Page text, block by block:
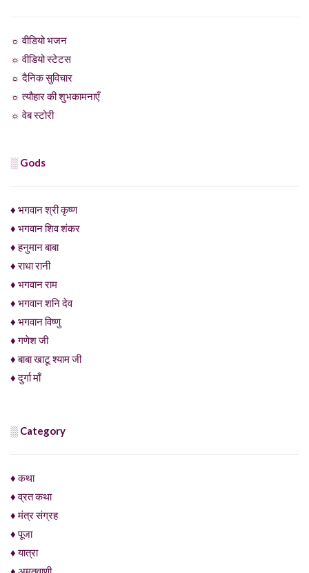
☼ वीडियो भजन
☼ वीडियो स्टेटस
☼ दैनिक सुविचार
☼ त्यौहार की शुभकामनाएँ
☼ वेब स्टोरी
░ Gods
♦ भगवान श्री कृष्ण
♦ भगवान शिव शंकर
♦ हनुमान बाबा
♦ राधा रानी
♦ भगवान राम
♦ भगवान शनि देव
♦ भगवान विष्णु
♦ गणेश जी
♦ बाबा खाटू श्याम जी
♦ दुर्गा माँ
░ Category
♦ कथा
♦ व्रत कथा
♦ मंत्र संग्रह
♦ पूजा
♦ यात्रा